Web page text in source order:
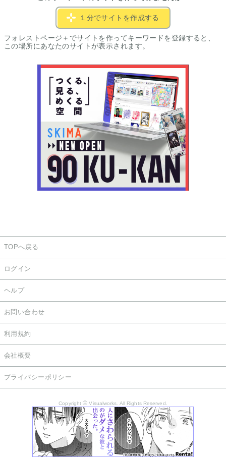
１分でサイトを作成する
フォレストページ＋でサイトを作ってキーワードを登録すると、
この場所にあなたのサイトが表示されます。
TOPへ戻る
ログイン
ヘルプ
お問い合わせ
利用規約
会社概要
プライバシーポリシー
Copyright© Visualworks. All Rights Reserved.